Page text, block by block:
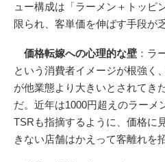
ュー構成は「ラーメン＋トッピ
限られ、客単価を伸ばす手段が
価格転嫁への心理的な壁 ：ラ
という消費者イメージが根強く
が他業態より大きいとされてき
だ。近年は1000円超えのラーメ
TSRも指摘するように、価格に
きない店舗はかえって客離れを